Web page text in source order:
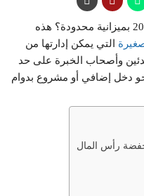
هل تفكر في بدء مشروع صغير في 2026 بميزانية محدودة؟ هذه
التي يمكن إدارتها من
وأصحاب الخبرة على حد
دخل إضافي أو مشروع بدوام
رأس المال